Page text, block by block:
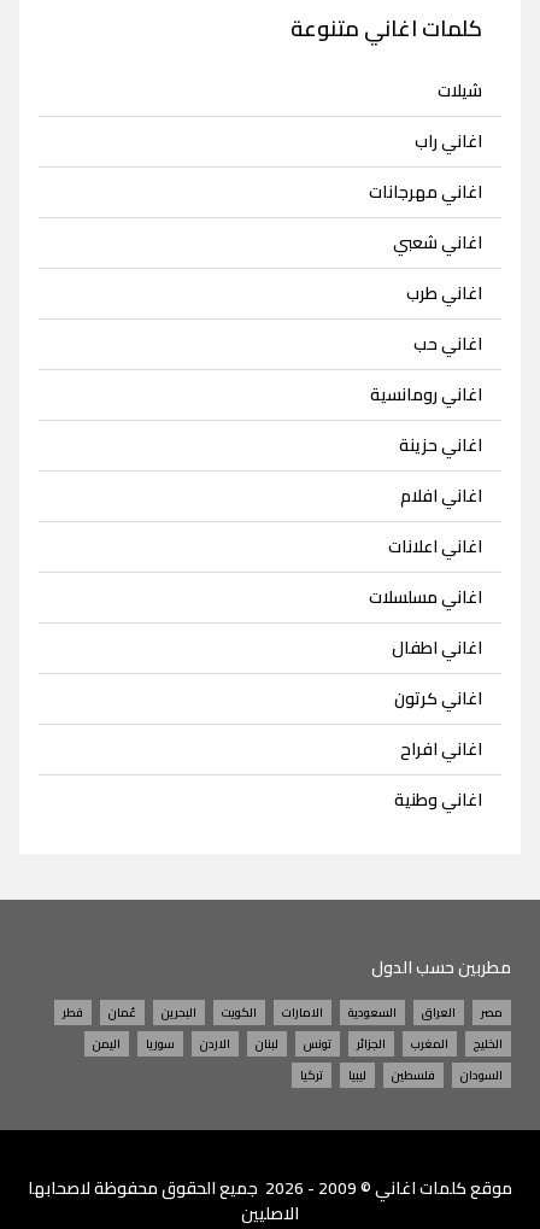
كلمات اغاني متنوعة
شيلات
اغاني راب
اغاني مهرجانات
اغاني شعبي
اغاني طرب
اغاني حب
اغاني رومانسية
اغاني حزينة
اغاني افلام
اغاني اعلانات
اغاني مسلسلات
اغاني اطفال
اغاني كرتون
اغاني افراح
اغاني وطنية
مطربين حسب الدول
مصر العراق السعودية الامارات الكويت البحرين عُمان
قطر
الخليج
المغرب الجزائر تونس لبنان الاردن سوريا
اليمن
السودان
فلسطين ليبيا تركيا
موقعكلمات اغاني
© 2009 - 2026 جميع الحقوق محفوظة لاصحابها
الاصليين